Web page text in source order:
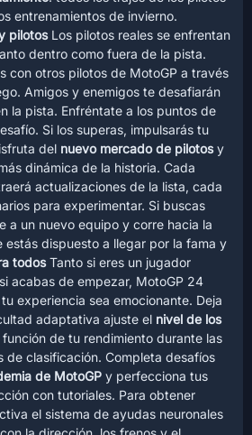
entrenamientos de invierno.
pilotosLos pilotos reales se enfrentan
dentro como fuera de la pista.
con otros pilotos de MotoGP a través
Amigos y enemigos te desafiarán
la pista. Enfréntate a los puntos de
Si los superas, impulsarás tu
del nuevo mercado de pilotosy
dinámica de la historia. Cada
actualizaciones de la lista, cada
para experimentar. Si buscas
a un nuevo equipo y corre hacia la
estás dispuesto a llegar por la fama y
todosTanto si eres un jugador
acabas de empezar, MotoGP 24
experiencia sea emocionante. Deja
adaptativa ajuste el nivel de los
función de tu rendimiento durante las
de clasificación. Completa desafíos
de MotoGP y perfecciona tus
con tutoriales. Para obtener
el sistema de ayudas neuronales